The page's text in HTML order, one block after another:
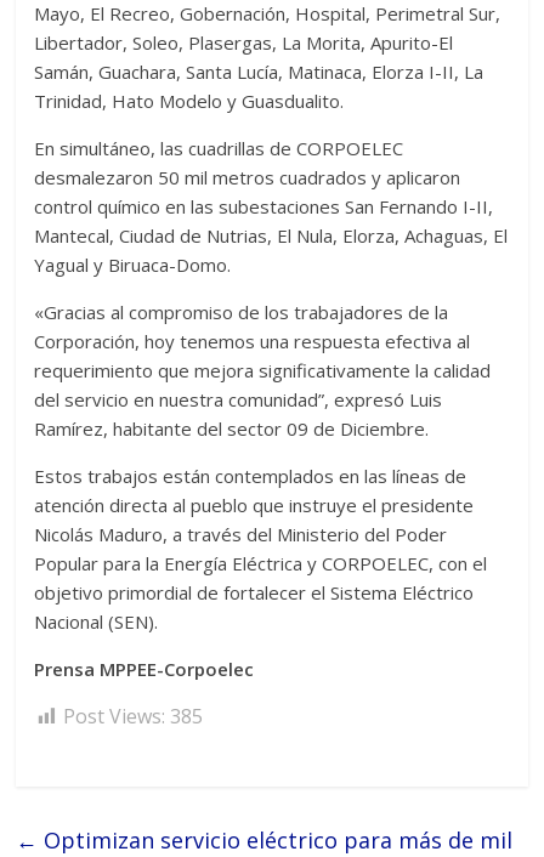
Mayo, El Recreo, Gobernación, Hospital, Perimetral Sur,
Libertador, Soleo, Plasergas, La Morita, Apurito-El
Samán, Guachara, Santa Lucía, Matinaca, Elorza I-II, La
Trinidad, Hato Modelo y Guasdualito.
En simultáneo, las cuadrillas de CORPOELEC
desmalezaron 50 mil metros cuadrados y aplicaron
control químico en las subestaciones San Fernando I-II,
Mantecal, Ciudad de Nutrias, El Nula, Elorza, Achaguas, El
Yagual y Biruaca-Domo.
«Gracias al compromiso de los trabajadores de la
Corporación, hoy tenemos una respuesta efectiva al
requerimiento que mejora significativamente la calidad
del servicio en nuestra comunidad”, expresó Luis
Ramírez, habitante del sector 09 de Diciembre.
Estos trabajos están contemplados en las líneas de
atención directa al pueblo que instruye el presidente
Nicolás Maduro, a través del Ministerio del Poder
Popular para la Energía Eléctrica y CORPOELEC, con el
objetivo primordial de fortalecer el Sistema Eléctrico
Nacional (SEN).
Prensa MPPEE-Corpoelec
Post Views: 385
← Optimizan servicio eléctrico para más de mil